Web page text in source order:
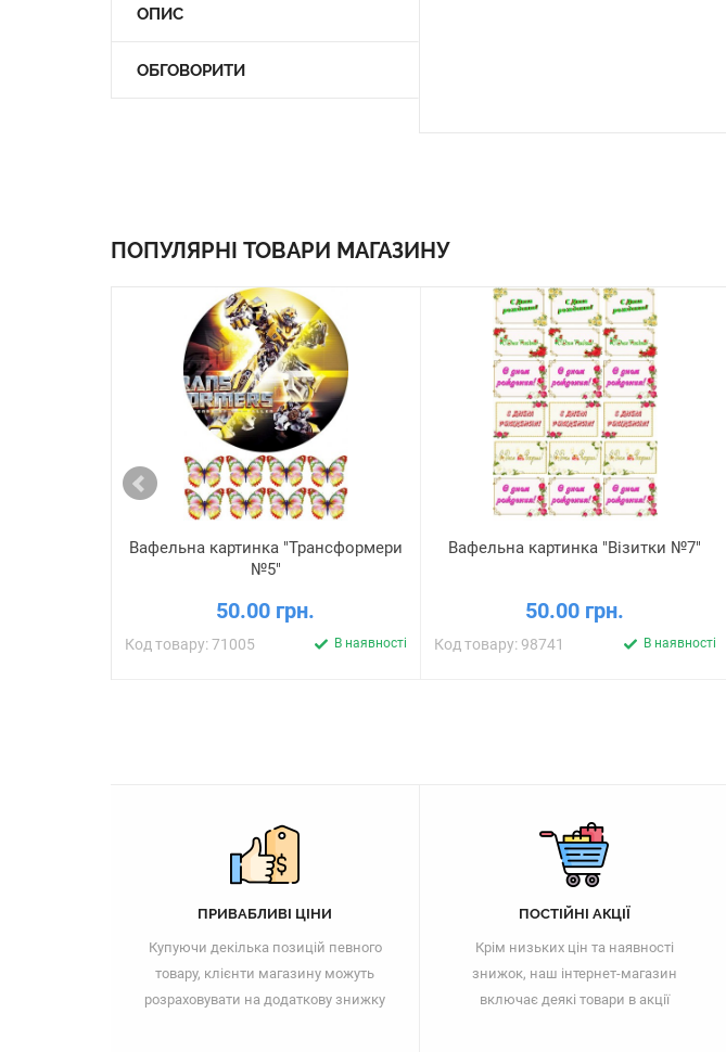
ОПИС
ОБГОВОРИТИ
ПОПУЛЯРНІ ТОВАРИ МАГАЗИНУ
Вафельна картинка "Трансформери
№5"
50.00 грн.
Код товару: 71005 В наявності
Вафельна картинка "Візитки №7"
50.00 грн.
Код товару: 98741 В наявності
ПРИВАБЛИВІ ЦІНИ
Купуючи декілька позицій певного
товару, клієнти магазину можуть
розраховувати на додаткову знижку
ПОСТІЙНІ АКЦІЇ
Крім низьких цін та наявності
знижок, наш інтернет-магазин
включає деякі товари в акції